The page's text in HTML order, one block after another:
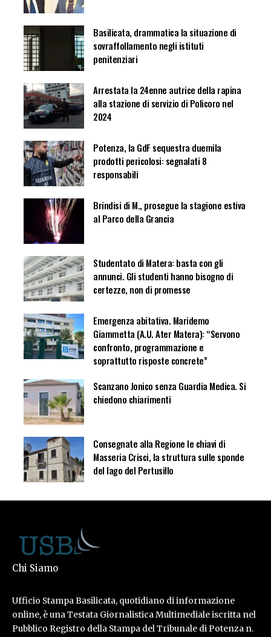
Basilicata, drammatica la situazione di
sovraffollamento negli istituti
penitenziari
Arrestata la 24enne autrice della rapina
alla stazione di servizio di Policoro nel
2024
Potenza, la GdF sequestra duemila
prodotti pericolosi: segnalati 8
responsabili
Brindisi di M., prosegue la stagione estiva
al Parco della Grancia
Studentato di Matera: basta con gli
annunci. Gli studenti hanno bisogno di
certezze, non di promesse
Emergenza abitativa. Maridemo
Giammetta (A.U. Ater Matera): “Servono
confronto, programmazione e
soprattutto risposte concrete”
Scanzano Jonico senza Guardia Medica. Si
chiedono chiarimenti
Consegnate alla Regione le chiavi di
Masseria Crisci, la struttura sulle sponde
del lago del Pertusillo
Chi Siamo
Ufficio Stampa Basilicata, quotidiano di informazione
online, è una Testata Giornalistica Multimediale iscritta nel
Pubblico Registro della Stampa del Tribunale di Potenza n.